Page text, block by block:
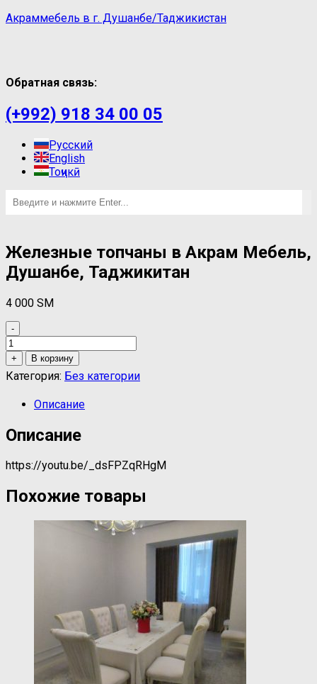
Акраммебель в г. Душанбе/Таджикистан
Обратная связь:
(+992) 918 34 00 05
Русский
English
Тоҷикӣ
Железные топчаны в Акрам Мебель,
Душанбе, Таджикитан
4 000 ЅМ
-
Количество
товара
Железные
топчаны
Акрам
Душанбе,
+ В корзину
Категория: Без категории
Описание
Описание
https://youtu.be/_dsFPZqRHgM
Похожие товары